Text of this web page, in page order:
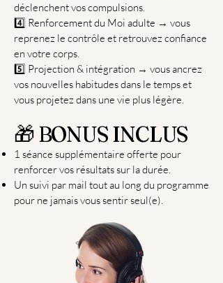
déclenchent vos compulsions.
4️⃣ Renforcement du Moi adulte → vous
reprenez le contrôle et retrouvez confiance
en votre corps.
5️⃣ Projection & intégration → vous ancrez
vos nouvelles habitudes dans le temps et
vous projetez dans une vie plus légère.
🎁 BONUS INCLUS
1 séance supplémentaire offerte pour
renforcer vos résultats sur la durée.
Un suivi par mail tout au long du programme
pour ne jamais vous sentir seul(e).